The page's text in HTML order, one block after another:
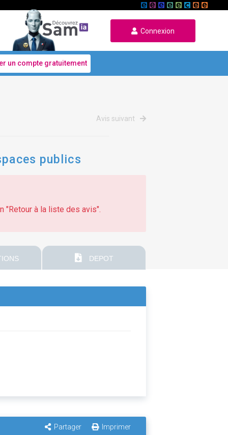
Connexion
un compte gratuitement
Avis suivant
publics
"Retour à la liste des avis".
DEPOT
Partager Imprimer